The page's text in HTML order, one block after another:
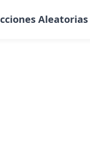
Aleatorias